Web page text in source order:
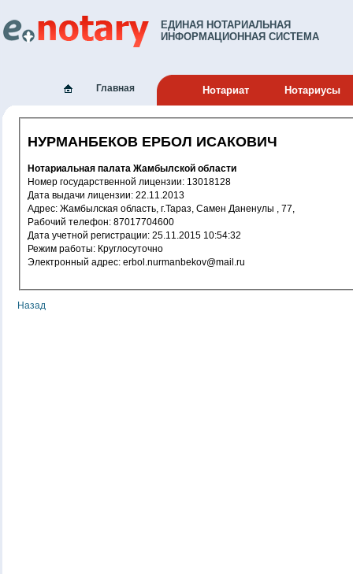
ЕДИНАЯ НОТАРИАЛЬНАЯ
ИНФОРМАЦИОННАЯ СИСТЕМА
Главная Нотариат Нотариусы
НУРМАНБЕКОВ ЕРБОЛ ИСАКОВИЧ
Нотариальная палата Жамбылской области
Номер государственной лицензии: 13018128
Дата выдачи лицензии: 22.11.2013
Адрес: Жамбылская область, г.Тараз, Самен Даненулы , 77,
Рабочий телефон: 87017704600
Дата учетной регистрации: 25.11.2015 10:54:32
Режим работы: Круглосуточно
Электронный адрес: erbol.nurmanbekov@mail.ru
Назад